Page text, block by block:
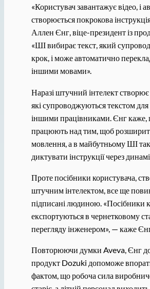
«Користувач завантажує відео, і
створюється покрокова
Аллен Єнг, віце-президент із
«ШІ вибирає текст, який
крок, і може автоматично
іншими мовами».
Наразі штучний інтелект створює
які супроводжуються текстом
іншими працівниками. Єнг каже,
працюють над тим, щоб
мовлення, а в майбутньому ШІ
диктувати інструкції через
Проте посібники користувача,
штучним інтелектом, все ще
підписані людиною. «Посібники
експортуються в чернетковому
перегляду інженером», — каже
Повторюючи думки Aveva, Єнг
продукт Dozuki допоможе
фактом, що робоча сила